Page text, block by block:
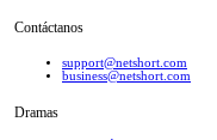
Contáctanos
support@netshort.com
business@netshort.com
Dramas